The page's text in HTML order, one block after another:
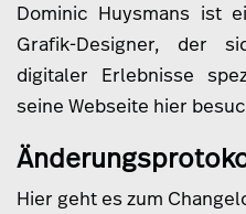
Dominic Huysmans ist
Grafik-Designer, der
digitaler Erlebnisse
seine Webseite hier
Hier geht es zum